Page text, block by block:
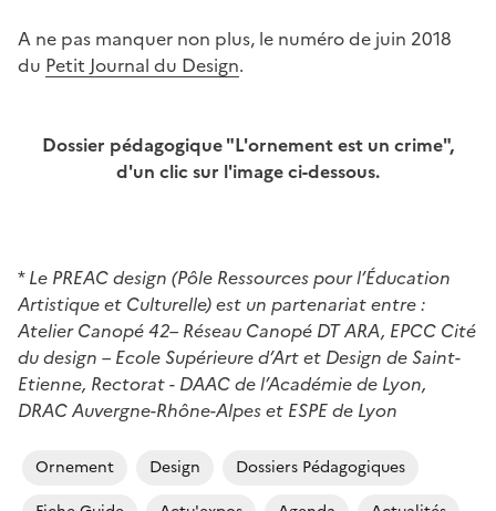
A ne pas manquer non plus, le numéro de juin 2018
du Petit Journal du Design.
Dossier pédagogique "L'ornement est un crime",
d'un clic sur l'image ci-dessous.
*Le PREAC design (Pôle Ressources pour l’Éducation
Artistique et Culturelle) est un partenariat entre :
Atelier Canopé 42– Réseau Canopé DT ARA, EPCC Cité
du design – Ecole Supérieure d’Art et Design de Saint-
Etienne, Rectorat - DAAC de l’Académie de Lyon,
DRAC Auvergne-Rhône-Alpes et ESPE de Lyon
Ornement Design
Dossiers Pédagogiques